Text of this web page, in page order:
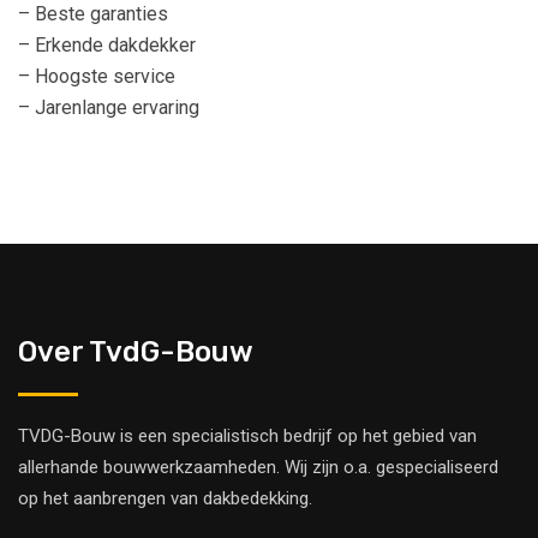
– Beste garanties
– Erkende dakdekker
– Hoogste service
– Jarenlange ervaring
Over TvdG-Bouw
TVDG-Bouw is een specialistisch bedrijf op het gebied van
allerhande bouwwerkzaamheden. Wij zijn o.a. gespecialiseerd
op het aanbrengen van dakbedekking.